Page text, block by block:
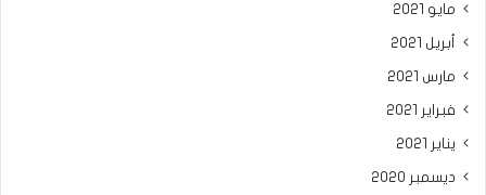
مايو 2021
أبريل 2021
مارس 2021
فبراير 2021
يناير 2021
ديسمبر 2020